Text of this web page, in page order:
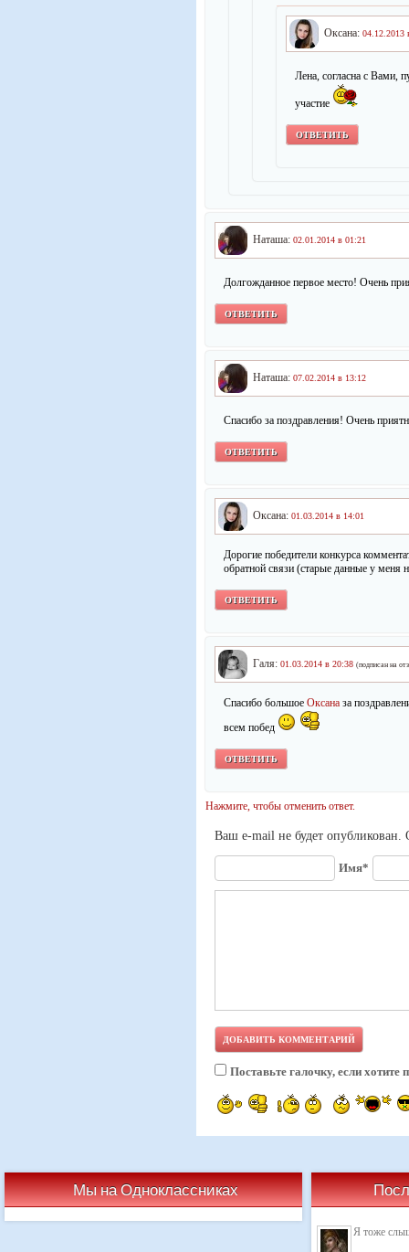
Оксана: 04.12.2013
Лена, согласна с Вами,
участие
ОТВЕТИТЬ
Наташа: 02.01.2014 в 01:21
Долгожданное первое место! Очень
ОТВЕТИТЬ
Наташа: 07.02.2014 в 13:12
Спасибо за поздравления! Очень
ОТВЕТИТЬ
Оксана: 01.03.2014 в 14:01
Дорогие победители конкурса
обратной связи (старые данные у
ОТВЕТИТЬ
Галя: 01.03.2014 в 20:38 (подписан на
Спасибо большое Оксана за
всем побед
ОТВЕТИТЬ
Нажмите, чтобы отменить ответ.
Ваш e-mail не будет опубликован.
Имя*
Поставьте галочку, если
Мы на Одноклассниках
Я тоже